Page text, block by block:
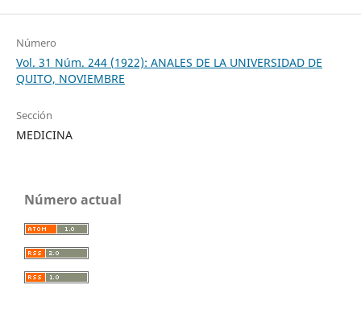
Número
Vol. 31 Núm. 244 (1922): ANALES DE LA UNIVERSIDAD DE
QUITO, NOVIEMBRE
Sección
MEDICINA
Número actual